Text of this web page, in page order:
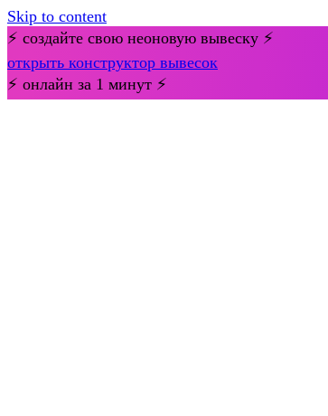
Skip to content
⚡ создайте свою неоновую вывеску ⚡
открыть конструктор вывесок
⚡ онлайн за 1 минут ⚡